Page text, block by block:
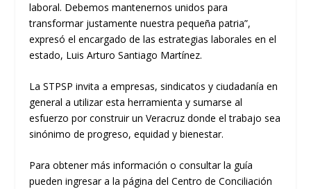
laboral. Debemos mantenernos unidos para
transformar justamente nuestra pequeña patria”,
expresó el encargado de las estrategias laborales en el
estado, Luis Arturo Santiago Martínez.
La STPSP invita a empresas, sindicatos y ciudadanía en
general a utilizar esta herramienta y sumarse al
esfuerzo por construir un Veracruz donde el trabajo sea
sinónimo de progreso, equidad y bienestar.
Para obtener más información o consultar la guía
pueden ingresar a la página del Centro de Conciliación